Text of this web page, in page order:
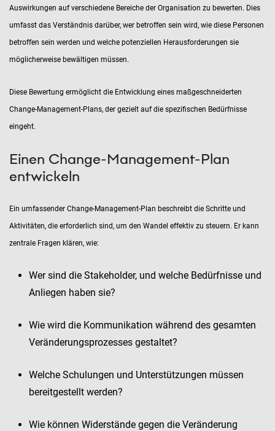
Auswirkungen auf verschiedene Bereiche der Organisation zu bewerten. Dies
umfasst das Verständnis darüber, wer betroffen sein wird, wie diese Personen
betroffen sein werden und welche potenziellen Herausforderungen sie
möglicherweise bewältigen müssen.
Diese Bewertung ermöglicht die Entwicklung eines maßgeschneiderten
Change-Management-Plans, der gezielt auf die spezifischen Bedürfnisse
eingeht.
Einen Change-Management-Plan
entwickeln
Ein umfassender Change-Management-Plan beschreibt die Schritte und
Aktivitäten, die erforderlich sind, um den Wandel effektiv zu steuern. Er kann
zentrale Fragen klären, wie:
Wer sind die Stakeholder, und welche Bedürfnisse und
Anliegen haben sie?
Wie wird die Kommunikation während des gesamten
Veränderungsprozesses gestaltet?
Welche Schulungen und Unterstützungen müssen
bereitgestellt werden?
Wie können Widerstände gegen die Veränderung